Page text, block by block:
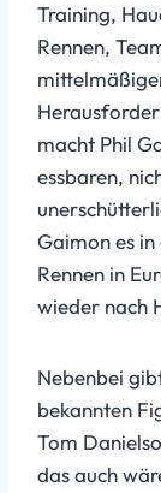
Training,
Rennen,
macht Phil
essbaren,
Gaimon es
Rennen in
wieder nach
Nebenbei
bekannten
Tom
das auch